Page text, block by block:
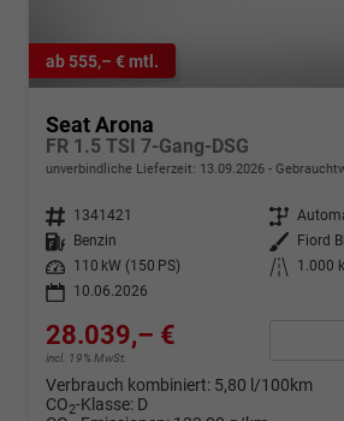
ab 555,– € mtl.
Seat Arona
FR 1.5 TSI 7-Gang-DSG
unverbindliche Lieferzeit: 13.09.2026
Fahrzeugnr. 1341421 Getriebe
Kraftstoff
Benzin Außenfarbe
Leistung
110 kW (150 PS) Kilometerstand
1.000
10.06.2026
28.039,– €
incl. 19% MwSt.
Verbrauch kombiniert: 5,80 l/100km
CO2-Klasse: D